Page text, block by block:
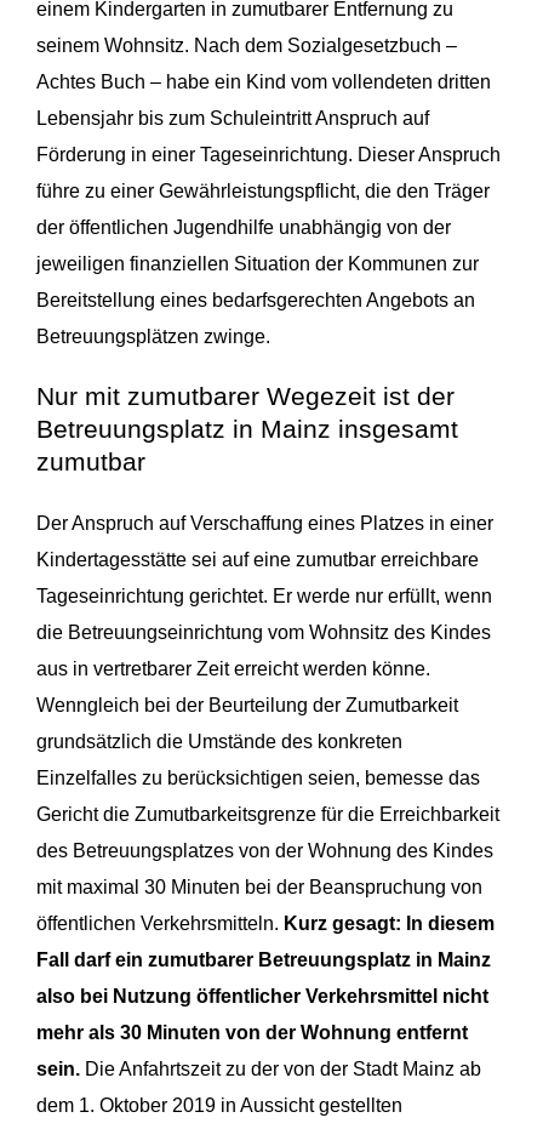
einem Kindergarten in zumutbarer Entfernung zu
seinem Wohnsitz. Nach dem Sozialgesetzbuch –
Achtes Buch – habe ein Kind vom vollendeten dritten
Lebensjahr bis zum Schuleintritt Anspruch auf
Förderung in einer Tageseinrichtung. Dieser Anspruch
führe zu einer Gewährleistungspflicht, die den Träger
der öffentlichen Jugendhilfe unabhängig von der
jeweiligen finanziellen Situation der Kommunen zur
Bereitstellung eines bedarfsgerechten Angebots an
Betreuungsplätzen zwinge.
Nur mit zumutbarer Wegezeit ist der
Betreuungsplatz in Mainz insgesamt
zumutbar
Der Anspruch auf Verschaffung eines Platzes in einer
Kindertagesstätte sei auf eine zumut­bar erreichbare
Tageseinrichtung gerichtet. Er werde nur erfüllt, wenn
die Betreuungs­einrichtung vom Wohnsitz des Kindes
aus in vertretbarer Zeit erreicht werden könne.
Wenngleich bei der Beurteilung der Zumutbarkeit
grundsätzlich die Umstände des kon­kreten
Einzelfalles zu berücksichtigen seien, bemesse das
Gericht die Zumutbarkeits­grenze für die Erreichbarkeit
des Betreuungsplatzes von der Wohnung des Kindes
mit maximal 30 Minuten bei der Beanspruchung von
öffentlichen Verkehrsmitteln. Kurz gesagt: In diesem
Fall darf ein zumutbarer Betreuungsplatz in Mainz
also bei Nutzung öffentlicher Verkehrsmittel nicht
mehr als 30 Minuten von der Wohnung entfernt
sein. Die Anfahrtszeit zu der von der Stadt Mainz ab
dem 1. Oktober 2019 in Aussicht gestellten